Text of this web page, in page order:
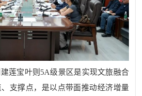
莲宝叶则5A级景区是实现文旅融合
支撑点，是以点带面推动经济增量